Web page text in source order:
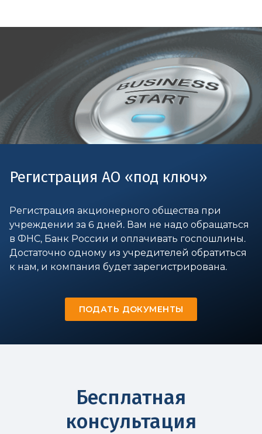
Регистрация АО «под ключ»
Регистрация акционерного общества при
учреждении за 6 дней. Вам не надо обращаться
в ФНС, Банк России и оплачивать госпошлины.
Достаточно одному из учредителей обратиться
к нам, и компания будет зарегистрирована.
ПОДАТЬ ДОКУМЕНТЫ
Бесплатная
консультация